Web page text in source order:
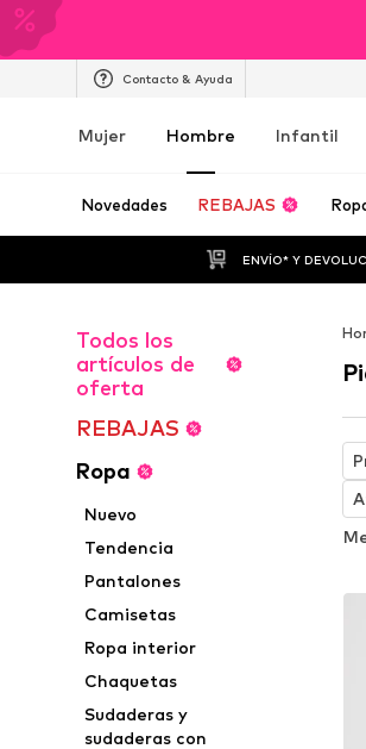
Contacto & Ayuda
Mujer Hombre Infantil
Novedades REBAJAS
ENVÍO* Y
Todos los
artículos de
oferta
REBAJAS
Ropa
Nuevo
Tendencia
Pantalones
Camisetas
Ropa interior
Chaquetas
Sudaderas y
sudaderas con